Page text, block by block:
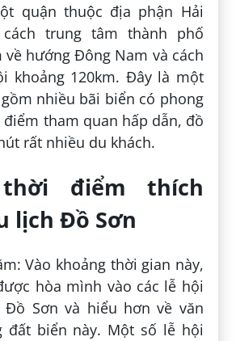
quận thuộc địa phận Hải
cách trung tâm thành phố
về hướng Đông Nam và cách
khoảng 120km. Đây là một
nhiều bãi biển có phong
điểm tham quan hấp dẫn, đồ
rất nhiều du khách.
điểm thích
lịch Đồ Sơn
khoảng thời gian này,
hòa mình vào các lễ hội
Đồ Sơn và hiểu hơn về văn
đất biển này. Một số lễ hội